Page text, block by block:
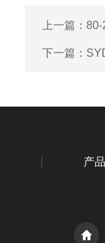
上一篇： 80-
下一篇：
产